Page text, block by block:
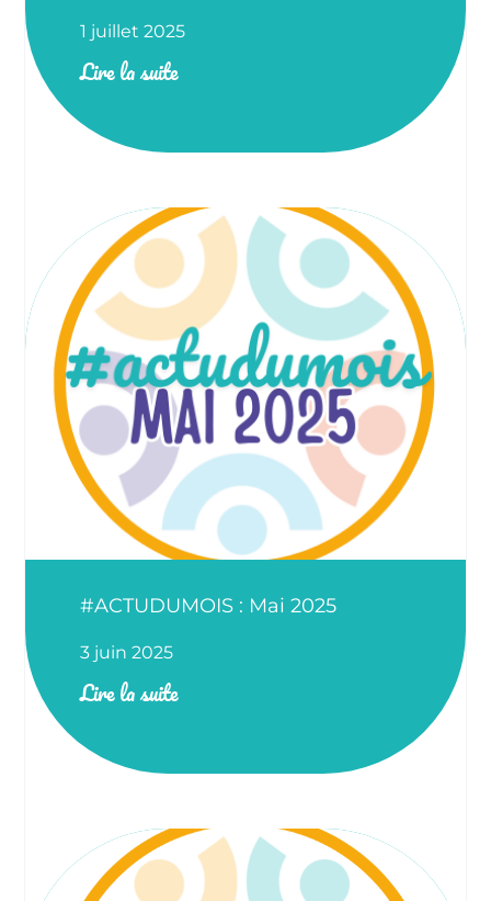
1 juillet 2025
Lire la suite
#ACTUDUMOIS : Mai 2025
3 juin 2025
Lire la suite